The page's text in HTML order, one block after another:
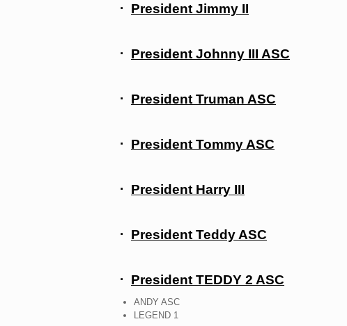
· President Jimmy II
· President Johnny III ASC
· President Truman ASC
· President Tommy ASC
· President Harry III
· President Teddy ASC
· President TEDDY 2 ASC
ANDY ASC
LEGEND 1